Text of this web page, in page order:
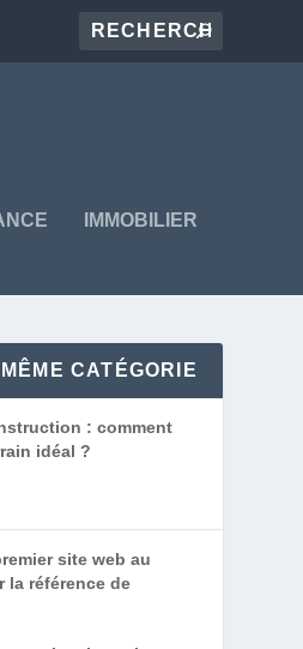
IMMOBILIER
CATÉGORIE
: comment
idéal ?
site web au
la référence de